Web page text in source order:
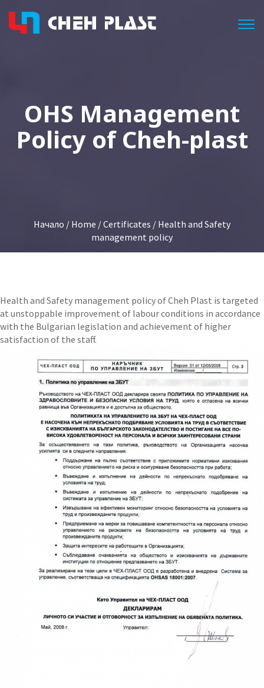
OHS Management
Policy of Cheh-plast
Начало / Home /Certificates / Health and Safety
management policy
Health and Safety management policy of Cheh Plast is targeted
at unstoppable improvement of labour conditions in accordance
with the Bulgarian legislation and achievement of higher
satisfaction of the staff.